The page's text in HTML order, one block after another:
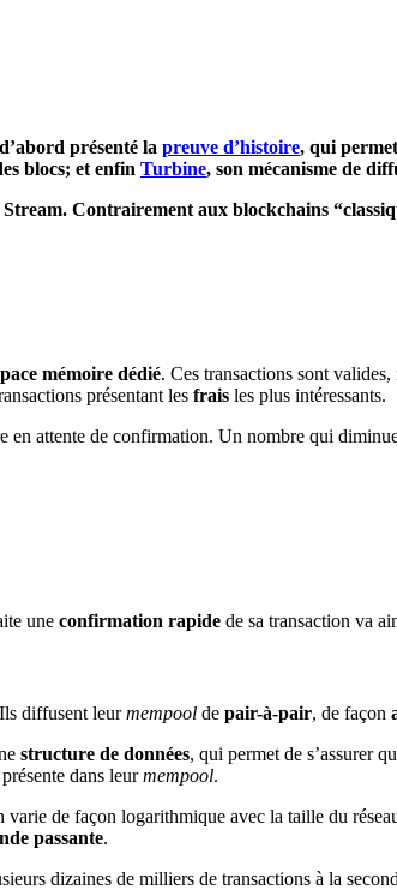
présenté la preuve d’histoire, qui
blocs; et enfin Turbine, son mécanisme de
Contrairement aux blockchains
mémoire dédié. Ces transactions sont
présentant les frais les plus intéressants.
attente de confirmation. Un nombre qui
une confirmation rapide de sa transaction va
diffusent leurmempool de pair-à-pair, de façon
structure de données, qui permet de s’assurer
dans leurmempool.
varie de façon logarithmique avec la taille du
passante.
dizaines de milliers de transactions à la